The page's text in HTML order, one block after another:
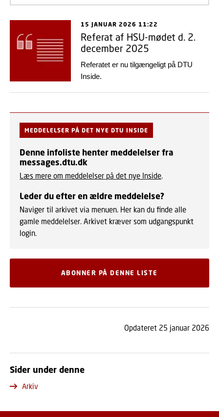
15 JANUAR 2026 11:22
Referat af HSU-mødet d. 2.
december 2025
Referatet er nu tilgængeligt på DTU
Inside.
MEDDELELSER PÅ DET NYE DTU INSIDE
Denne infoliste henter meddelelser fra
messages.dtu.dk
Læs mere om meddelelser på det nye Inside.
Leder du efter en ældre meddelelse?
Naviger til arkivet via menuen. Her kan du finde alle
gamle meddelelser. Arkivet kræver som udgangspunkt
login.
ABONNER PÅ DENNE LISTE
Opdateret 25 januar 2026
Sider under denne
Arkiv